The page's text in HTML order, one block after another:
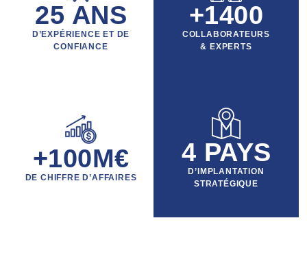
25 ANS
D’EXPÉRIENCE ET DE
CONFIANCE
+1400
COLLABORATEURS
& EXPERTS
+100M€
DE CHIFFRE D’AFFAIRES
4 PAYS
D’IMPLANTATION
STRATÉGIQUE